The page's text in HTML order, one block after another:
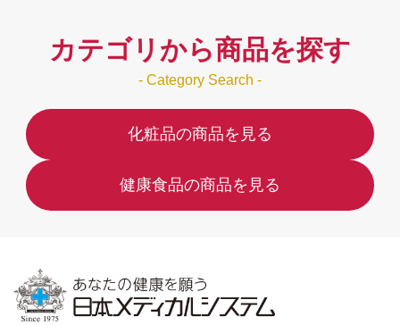
カテゴリから商品を探す
- Category Search -
化粧品の商品を見る
健康食品の商品を見る